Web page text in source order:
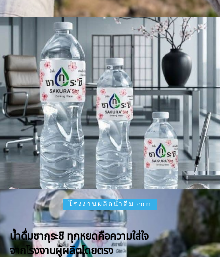
โรงงานผลิตน้ำดื่ม.com
น้ำดื่มซากุระชิ ทุกหยดคือความใส่ใจ
จากโรงงานผู้ผลิตโดยตรง